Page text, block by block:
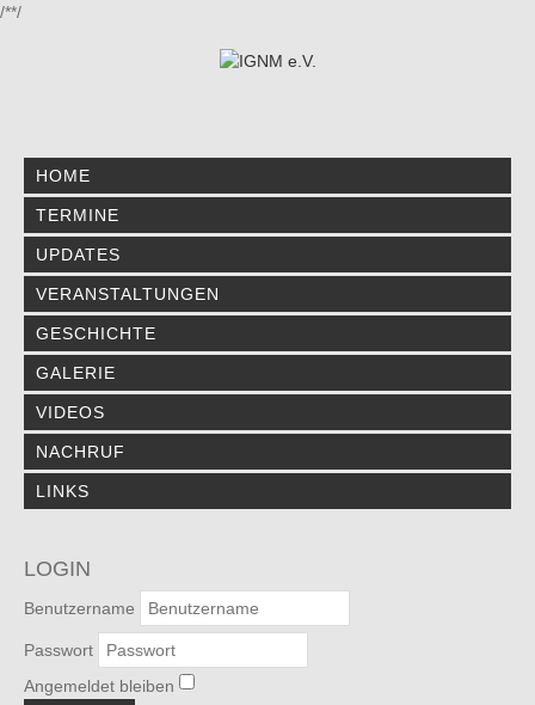
/**/
HOME
TERMINE
UPDATES
VERANSTALTUNGEN
GESCHICHTE
GALERIE
VIDEOS
NACHRUF
LINKS
LOGIN
Benutzername
Passwort
Angemeldet bleiben